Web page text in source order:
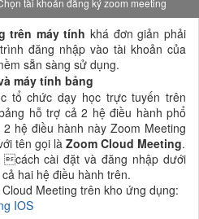
trên máy tínhkhá đơn giản phải
đăng nhập vào tài khoản của
sẵn sàng sử dụng.
máy tính bảng
tổ chức dạy học trực tuyến trên
hỗ trợ cả 2 hệ điều hành phổ
hệ điều hành này Zoom Meeting
tên gọi là Zoom Cloud Meeting.
cài đặt và đăng nhập dưới
hai hệ điều hành trên.
Meeting trên kho ứng dụng:
IOS